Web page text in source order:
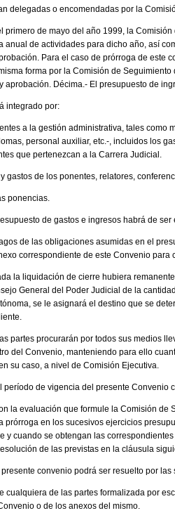
delegadas o encomendadas por la
primero de mayo del año 1999, la
anual de actividades para dicho año, así
Para el caso de prórroga de este
forma por la Comisión de
aprobación. Décima.- El presupuesto de
integrado por:
a la gestión administrativa, tales
personal auxiliar, etc.-, incluidos los
que pertenezcan a la Carrera Judicial.
gastos de los ponentes, relatores,
ponencias.
de gastos e ingresos habrá de ser
de las obligaciones asumidas en el
correspondiente de este Convenio para
la liquidación de cierre hubiera
General del Poder Judicial de la
se le asignará el destino que se
partes procurarán por todos sus medios
del Convenio, manteniendo para ello
su caso, a nivel de Comisión Ejecutiva.
período de vigencia del presente Convenio
la evaluación que formule la Comisión
prórroga en los sucesivos ejercicios
y cuando se obtengan las
de las previstas en la cláusula
convenio podrá ser resuelto por las
cualquiera de las partes formalizada por
o de los anexos del mismo.